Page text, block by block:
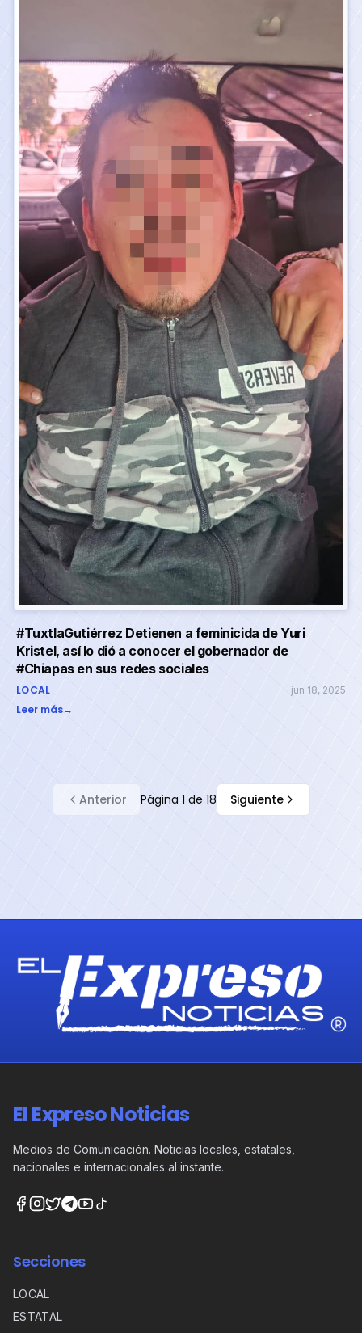
#TuxtlaGutiérrez Detienen a feminicida de Yuri
Kristel, así lo dió a conocer el gobernador de
#Chiapas en sus redes sociales
LOCAL jun 18, 2025
Leer más→
Anterior Página 1de 18 Siguiente
El Expreso Noticias
Medios de Comunicación. Noticias locales, estatales,
nacionales e internacionales al instante.
Secciones
LOCAL
ESTATAL